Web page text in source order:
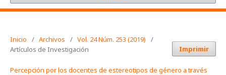
Inicio / Archivos / Vol. 24 Núm. 253 (2019)
/
Artículos de Investigación
Imprimir
Percepción por los docentes de estereotipos de género a través